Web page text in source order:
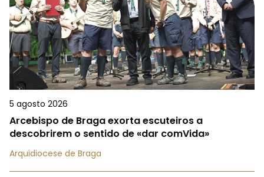
5 agosto 2026
Arcebispo de Braga exorta escuteiros a
descobrirem o sentido de «dar comVida»
Arquidiocese de Braga